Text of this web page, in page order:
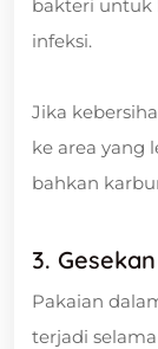
bakteri untuk
infeksi.
Jika
ke area yang
bahkan
3.
Pakaian
terjadi